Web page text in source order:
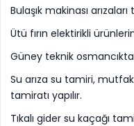
Bulaşık makinası arızaları
Ütü fırın elektirikli
Güney teknik osmancıkta
Su arıza su tamiri,
tamiratı yapılır.
Tıkalı gider su kaçağı